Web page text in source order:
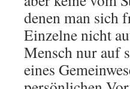
denen man sich
Einzelne nicht
Mensch nur auf
eines